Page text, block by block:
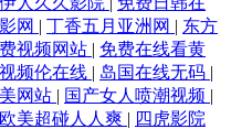
网 | 丁香五月亚洲网 | 东方
视频网站 | 免费在线看黄
频伦在线 | 岛国在线无码 |
网站 | 国产女人喷潮视频 |
美超碰人人爽 | 四虎影院